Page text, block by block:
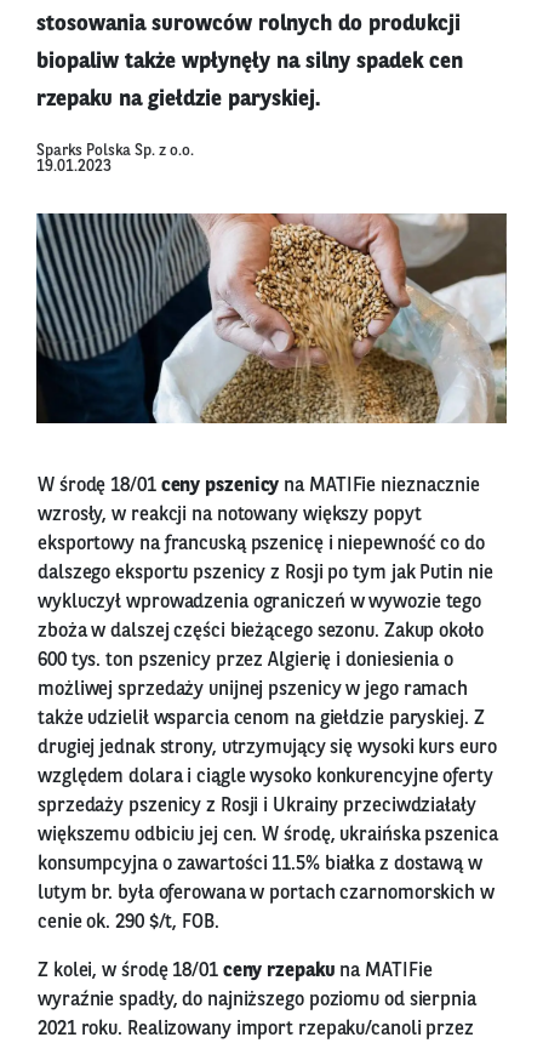
stosowania surowców rolnych do produkcji
biopaliw także wpłynęły na silny spadek cen
rzepaku na giełdzie paryskiej.
Sparks Polska Sp. z o.o.
19.01.2023
W środę 18/01ceny pszenicy na MATIFie nieznacznie
wzrosły, w reakcji na notowany większy popyt
eksportowy na francuską pszenicę i niepewność co do
dalszego eksportu pszenicy z Rosji po tym jak Putin nie
wykluczył wprowadzenia ograniczeń w wywozie tego
zboża w dalszej części bieżącego sezonu. Zakup około
600 tys. ton pszenicy przez Algierię i doniesienia o
możliwej sprzedaży unijnej pszenicy w jego ramach
także udzielił wsparcia cenom na giełdzie paryskiej. Z
drugiej jednak strony, utrzymujący się wysoki kurs euro
względem dolara i ciągle wysoko konkurencyjne oferty
sprzedaży pszenicy z Rosji i Ukrainy przeciwdziałały
większemu odbiciu jej cen. W środę, ukraińska pszenica
konsumpcyjna o zawartości 11.5% białka z dostawą w
lutym br. była oferowana w portach czarnomorskich w
cenie ok. 290 $/t, FOB.
Z kolei, w środę 18/01 ceny rzepaku na MATIFie
wyraźnie spadły, do najniższego poziomu od sierpnia
2021 roku. Realizowany import rzepaku/canoli przez